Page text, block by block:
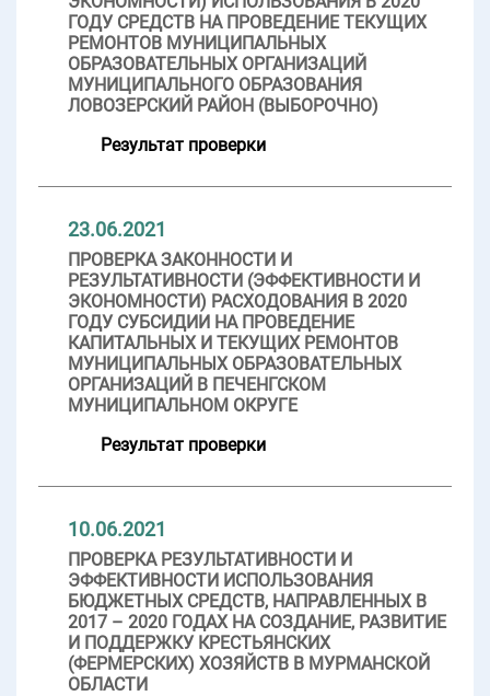
ГОДУ СРЕДСТВ НА ПРОВЕДЕНИЕ ТЕКУЩИХ
РЕМОНТОВ МУНИЦИПАЛЬНЫХ
ОБРАЗОВАТЕЛЬНЫХ ОРГАНИЗАЦИЙ
МУНИЦИПАЛЬНОГО ОБРАЗОВАНИЯ
ЛОВОЗЕРСКИЙ РАЙОН (ВЫБОРОЧНО)
Результат проверки
23.06.2021
ПРОВЕРКА ЗАКОННОСТИ И
РЕЗУЛЬТАТИВНОСТИ (ЭФФЕКТИВНОСТИ И
ЭКОНОМНОСТИ) РАСХОДОВАНИЯ В 2020
ГОДУ СУБСИДИИ НА ПРОВЕДЕНИЕ
КАПИТАЛЬНЫХ И ТЕКУЩИХ РЕМОНТОВ
МУНИЦИПАЛЬНЫХ ОБРАЗОВАТЕЛЬНЫХ
ОРГАНИЗАЦИЙ В ПЕЧЕНГСКОМ
МУНИЦИПАЛЬНОМ ОКРУГЕ
Результат проверки
10.06.2021
ПРОВЕРКА РЕЗУЛЬТАТИВНОСТИ И
ЭФФЕКТИВНОСТИ ИСПОЛЬЗОВАНИЯ
БЮДЖЕТНЫХ СРЕДСТВ, НАПРАВЛЕННЫХ В
2017 – 2020 ГОДАХ НА СОЗДАНИЕ, РАЗВИТИЕ
И ПОДДЕРЖКУ КРЕСТЬЯНСКИХ
(ФЕРМЕРСКИХ) ХОЗЯЙСТВ В МУРМАНСКОЙ
ОБЛАСТИ